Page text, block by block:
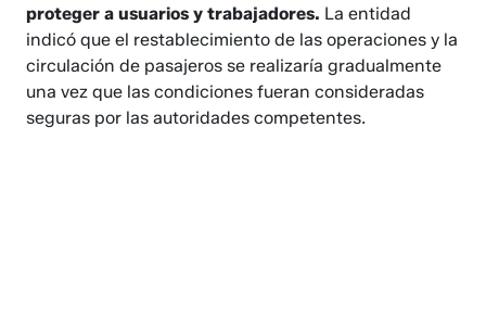
proteger a usuarios y trabajadores. La entidad
indicó que el restablecimiento de las operaciones y la
circulación de pasajeros se realizaría gradualmente
una vez que las condiciones fueran consideradas
seguras por las autoridades competentes.